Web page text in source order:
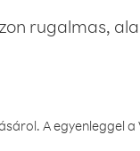
rugalmas,
A egyenleggel